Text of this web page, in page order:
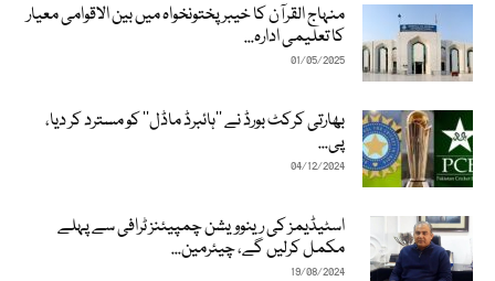
منہاج القرآن کا خیبرپختونخواہ میں بین الاقوامی معیار
کا تعلیمی ادارہ...
01/05/2025
بھارتی کرکٹ بورڈ نے ’’ہائبرڈ ماڈل‘‘ کو مسترد کر دیا،
پی...
04/12/2024
اسٹیڈیمز کی رینوویشن چمپیئنز ٹرافی سے پہلے
مکمل کرلیں گے، چیئرمین...
19/08/2024